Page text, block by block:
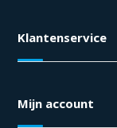
Klantenservice
Mijn account